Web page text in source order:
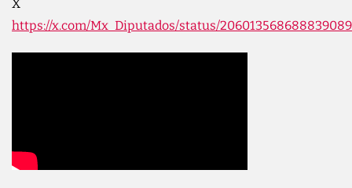
X
https://x.com/Mx_Diputados/status/